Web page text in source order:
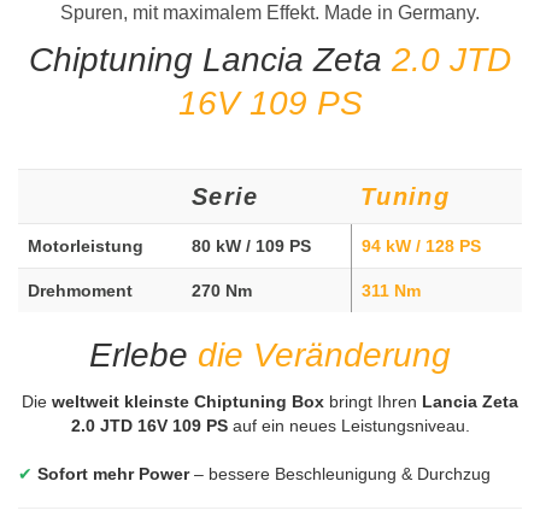
Spuren, mit maximalem Effekt. Made in Germany.
Chiptuning Lancia Zeta 2.0 JTD
16V 109 PS
Serie Tuning
Motorleistung 80 kW / 109 PS 94 kW / 128 PS
Drehmoment 270 Nm 311 Nm
Erlebe die Veränderung
Die weltweit kleinste Chiptuning Box bringt Ihren Lancia Zeta
2.0 JTD 16V 109 PSauf ein neues Leistungsniveau.
✔ Sofort mehr Power– bessere Beschleunigung & Durchzug